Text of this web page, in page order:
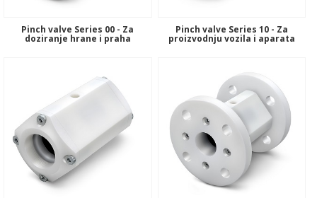
Pinch valve Series 00 - Za
doziranje hrane i praha
Pinch valve Series 10 - Za
proizvodnju vozila i aparata